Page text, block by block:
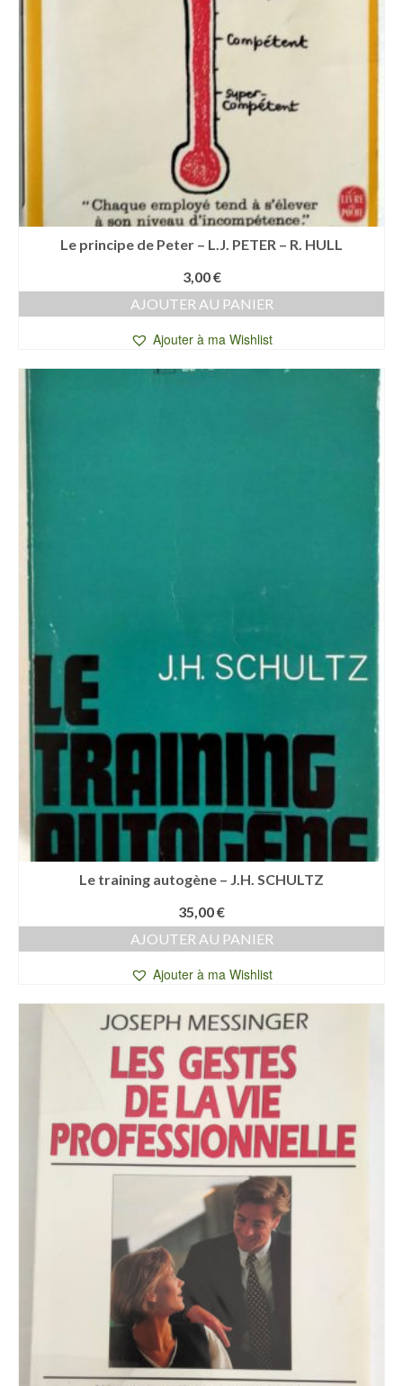
Le principe de Peter – L.J. PETER – R. HULL
3,00€
AJOUTER AU PANIER
Ajouter à ma Wishlist
Le training autogène – J.H. SCHULTZ
35,00€
AJOUTER AU PANIER
Ajouter à ma Wishlist